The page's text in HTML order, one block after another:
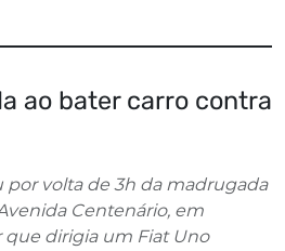
ao bater carro contra
por volta de 3h da madrugada
Centenário, em
dirigia um Fiat Uno